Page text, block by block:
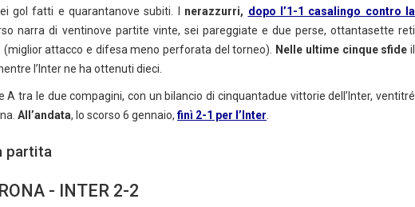
gol fatti e quarantanove subiti. I nerazzurri, dopo l’1-1 casalingo contro la
narra di ventinove partite vinte, sei pareggiate e due perse, ottantasette reti
attacco e difesa meno perforata del torneo).
Nelle ultime cinque sfide il
l’Inter ne ha ottenuti dieci.
A tra le due compagini, con un bilancio di cinquantadue vittorie dell’Inter, ventitré
All’andata, lo scorso 6 gennaio,finì 2-1 per l’Inter
partita
- INTER 2-2